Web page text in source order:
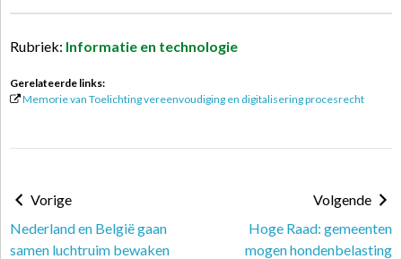
Rubriek: Informatie en technologie
Gerelateerde links:
Memorie van Toelichting vereenvoudiging en digitalisering procesrecht
Vorige
Nederland en België gaan
samen luchtruim bewaken
Volgende
Hoge Raad: gemeenten
mogen hondenbelasting